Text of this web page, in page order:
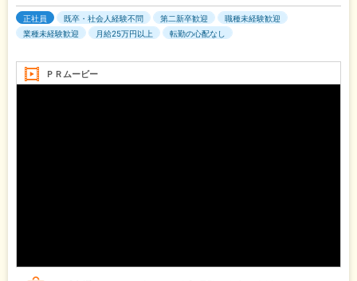
正社員 既卒・社会人経験不問 第二新卒歓迎
職種未経験歓迎
業種未経験歓迎
月給25万円以上 転勤の心配なし
ＰＲムービー